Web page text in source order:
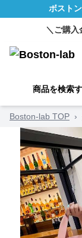
ボスト
＼ご購入
商品を検索
Boston-lab TOP ›